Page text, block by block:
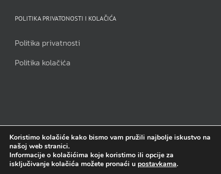
POLITIKA PRIVATONOSTI I KOLAČIĆA
Politika privatnosti
Politika kolačića
Pink Pen j.d.o.o | Sva prava pridržana | Copyright 2014. - 2023.
Koristimo kolačiće kako bismo vam pružili najbolje iskustvo na
našoj web stranici.
Informacije o kolačićima koje koristimo ili opcije za
isključivanje kolačića možete pronaći u postavkama.